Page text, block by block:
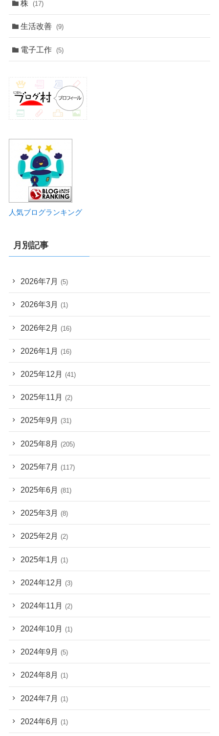
株 (17)
生活改善 (9)
電子工作 (5)
人気ブログランキング
月別記事
2026年7月 (5)
2026年3月 (1)
2026年2月 (16)
2026年1月 (16)
2025年12月 (41)
2025年11月 (2)
2025年9月 (31)
2025年8月 (205)
2025年7月 (117)
2025年6月 (81)
2025年3月 (8)
2025年2月 (2)
2025年1月 (1)
2024年12月 (3)
2024年11月 (2)
2024年10月 (1)
2024年9月 (5)
2024年8月 (1)
2024年7月 (1)
2024年6月 (1)